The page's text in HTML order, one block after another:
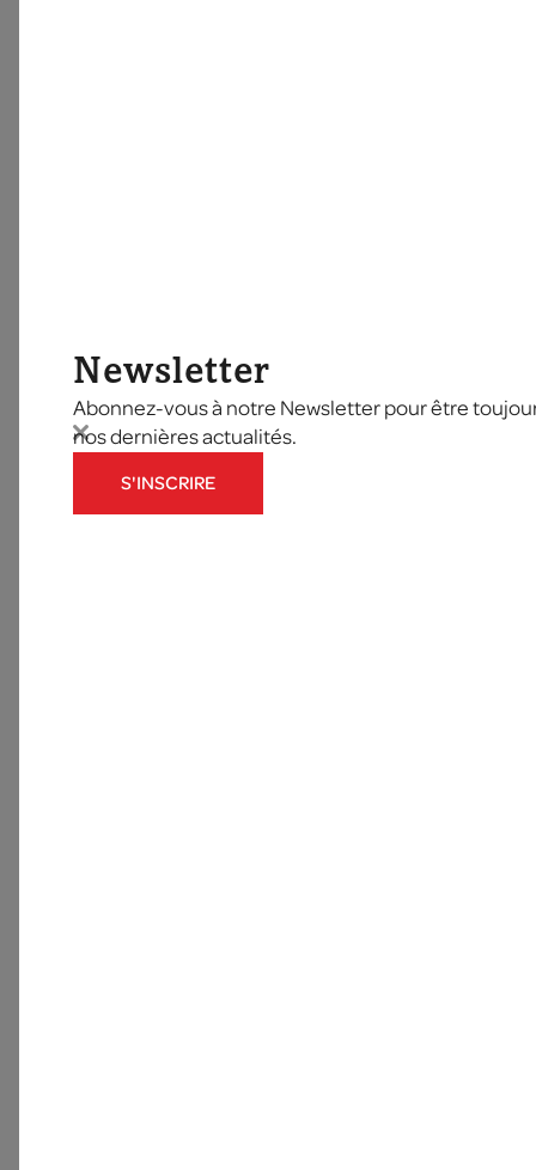
Newsletter
Abonnez-vous à notre Newsletter pour être
nos dernières actualités.
S'INSCRIRE